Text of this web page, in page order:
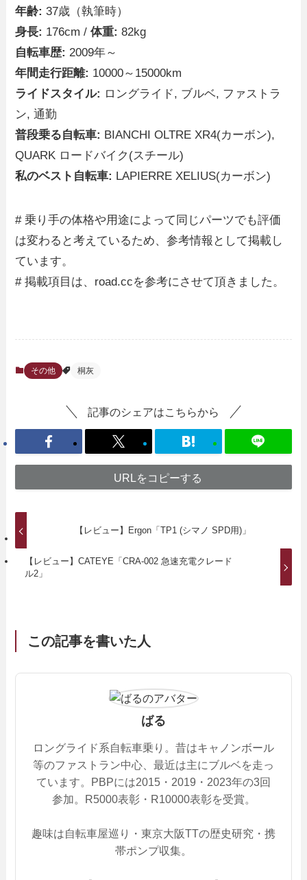
年齢: 37歳（執筆時）
身長: 176cm /体重: 82kg
自転車歴: 2009年～
年間走行距離: 10000～15000km
ライドスタイル: ロングライド, ブルベ, ファストラ
ン, 通勤
普段乗る自転車: BIANCHI OLTRE XR4(カーボン),
QUARK ロードバイク(スチール)
私のベスト自転車: LAPIERRE XELIUS(カーボン)
# 乗り手の体格や用途によって同じパーツでも評価
は変わると考えているため、参考情報として掲載し
ています。
# 掲載項目は、road.ccを参考にさせて頂きました。
その他 桐灰
記事のシェアはこちらから
URLをコピーする
【レビュー】Ergon「TP1 (シマノ SPD用)」
【レビュー】CATEYE「CRA-002 急速充電クレード
ル2」
この記事を書いた人
ばる
ロングライド系自転車乗り。昔はキャノンボール
等のファストラン中心、最近は主にブルベを走っ
ています。PBPには2015・2019・2023年の3回
参加。R5000表彰・R10000表彰を受賞。
趣味は自転車屋巡り・東京大阪TTの歴史研究・携
帯ポンプ収集。